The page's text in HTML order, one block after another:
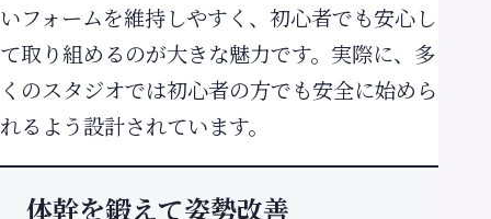
いフォームを維持しやすく、初心者でも安心し
て取り組めるのが大きな魅力です。実際に、多
くのスタジオでは初心者の方でも安全に始めら
れるよう設計されています。
体幹を鍛えて姿勢改善